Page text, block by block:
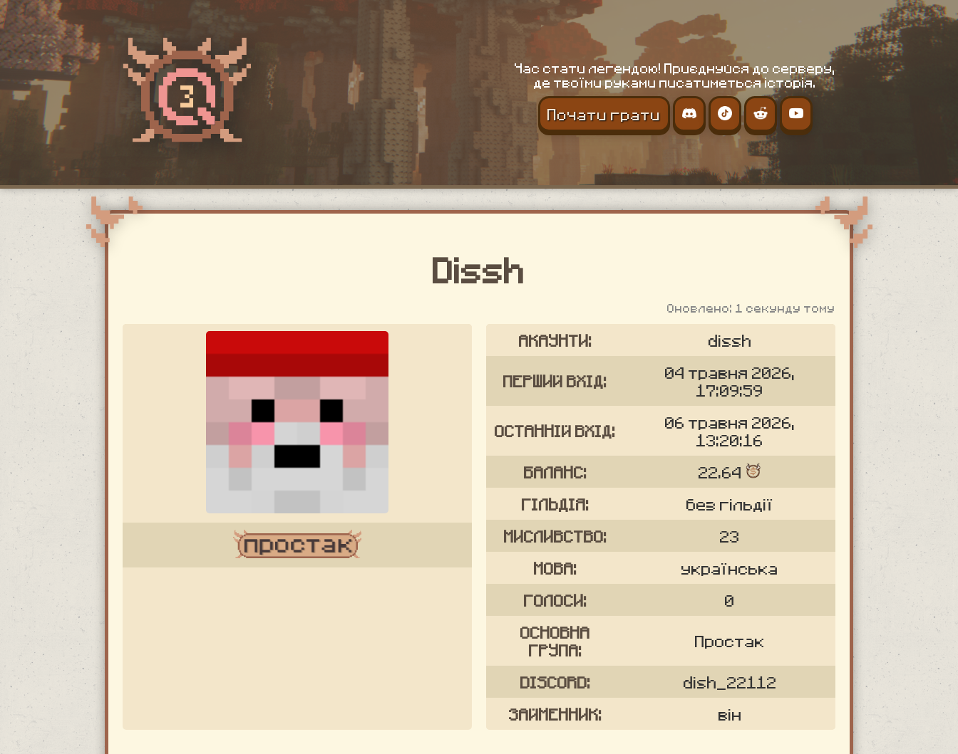
Час стати легендою! Приєднуйся до серверу,
де твоїми руками писатиметься історія.
Почати грати
Dissh
Оновлено: 1 секунду тому
АКАУНТИ: dissh
ПЕРШИЙ ВХІД:
04 травня 2026,
17:09:59
ОСТАННІЙ ВХІД:
06 травня 2026,
13:20:16
БАЛАНС:
22.64
ГІЛЬДІЯ:
без гільдії
МИСЛИВСТВО:
23
МОВА:
українська
ГОЛОСИ:
0
ОСНОВНА
ГРУПА:
Простак
DISCORD:
dish_22112
ЗАЙМЕННИК:
він